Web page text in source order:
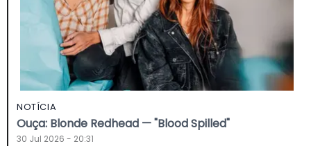
NOTÍCIA
Ouça: Blonde Redhead — "Blood Spilled"
30 Jul 2026 - 20:31